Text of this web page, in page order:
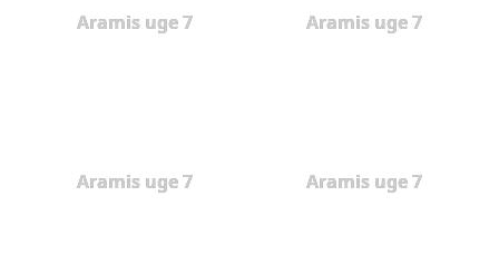
Aramis uge 7 Aramis uge 7
Aramis uge 7 Aramis uge 7